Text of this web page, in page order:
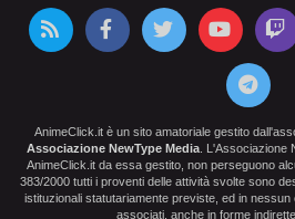
AnimeClick.it è un sito amatoriale gestito
Associazione NewType Media .
AnimeClick.it da essa gestito, non perseguono
383/2000 tutti i proventi delle attività svolte sono
istituzionali statutariamente previste, ed in
associati, anche in forme indirette.